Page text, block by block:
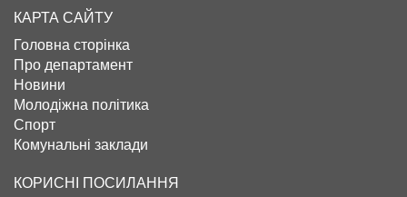
КАРТА САЙТУ
Головна сторінка
Про департамент
Новини
Молодіжна політика
Спорт
Комунальні заклади
КОРИСНІ ПОСИЛАННЯ